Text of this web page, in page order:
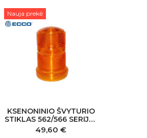
Nauja prekė
KSENONINIO ŠVYTURIO
STIKLAS 562/566 SERIJAI,
GELTONAS
Kaina
49,60 €